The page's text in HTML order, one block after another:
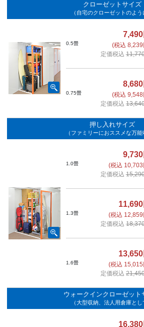
クローゼットサイズ
（自宅のクローゼットのよう
0.5畳
7,490
(税込 8,239
定価税込
0.75畳
8,680
(税込 9,548
定価税込
押し入れサイズ
（ファミリーにおススメな万能
1.0畳
9,730
(税込 10,703
定価税込
1.3畳
11,690
(税込 12,859
定価税込
1.6畳
13,650
(税込 15,015
定価税込
ウォークインクローゼット
（大型収納、法人用倉庫とし
16,380